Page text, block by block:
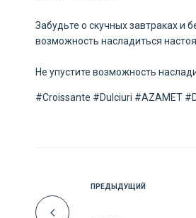
Забудьте о скучных завтраках и
возможность насладиться
Не упустите возможность
#Croissante #Dulciuri #AZAMET
ПРЕДЫДУЩИЙ